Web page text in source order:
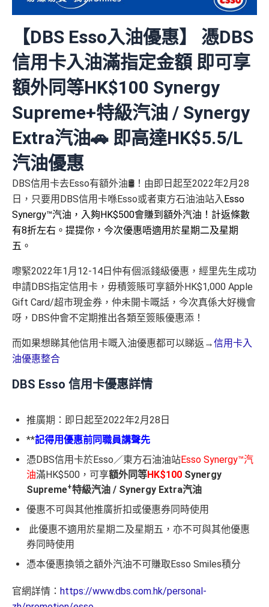
【DBS Esso入油優惠】 憑DBS
信用卡入油滿指定金額 即可享
額外同等HK$100 Synergy
Supreme+特級汽油 / Synergy
Extra汽油🚗 即高達HK$5.5/L
汽油優惠
DBS信用卡去Esso有額外油🛢！由即日起至2022年2月28
日，只要用DBS信用卡喺Esso或者東方石油油站入 Esso
Synergy™汽油，入夠HK$500會賺到額外汽油！計返條數
有8折左右。提提你，今次優惠唔適用於星期二及星期
五。
嚟緊2022年1月12-14日仲有個派錢級優惠，經里先生成功
申請DBS指定信用卡，毋積簽賬可享額外HK$1,000 Apple
Gift Card/超市現金券，仲未開卡嘅話，今次真係大好機會
呀，DBS仲會不定期推出各類至簽賬優惠添！
而如果想睇其他信用卡嘅入油優惠都可以睇返→信用卡入
油優惠整合
DBS Esso 信用卡優惠詳情
推廣期：即日起至2022年2月28日
**記得用優惠前同職員講聲先
憑DBS信用卡於Esso／東方石油油站Esso Synergy™汽
油滿HK$500，可享額外同等HK$100 Synergy
Supreme+特級汽油 / Synergy Extra汽油
優惠不可與其他推廣折扣或優惠券同時使用
此優惠不適用於星期二及星期五，亦不可與其他優惠
券同時使用
憑本優惠換領之額外汽油不可賺取Esso Smiles積分
官網詳情： https://www.dbs.com.hk/personal-